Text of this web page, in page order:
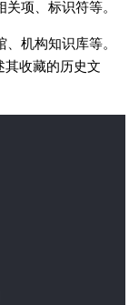
项、标识符等。
机构知识库等。
其收藏的历史文